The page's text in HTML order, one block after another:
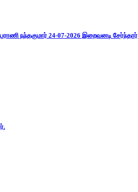
நந்தகுமார் 24-07-2026 இறைவனடி சேர்ந்தார்